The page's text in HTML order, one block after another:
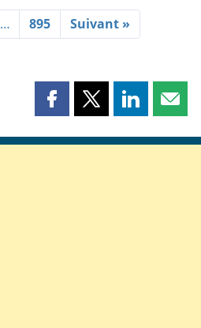
… 895 Suivant »
Partager
page
Partager
page
Partager
page page